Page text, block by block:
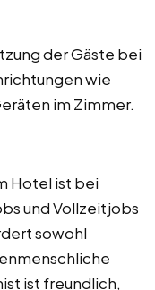
der Gäste bei
wie
im Zimmer.
Hotel ist bei
und Vollzeitjobs
sowohl
ist freundlich,